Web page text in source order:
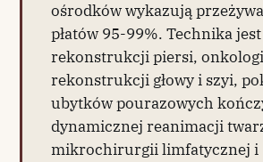
ośrodków wykazują
płatów 95-99%. Technika
rekonstrukcji piersi,
rekonstrukcji głowy i szyi,
ubytków pourazowych
dynamicznej reanimacji
mikrochirurgii limfatycznej i